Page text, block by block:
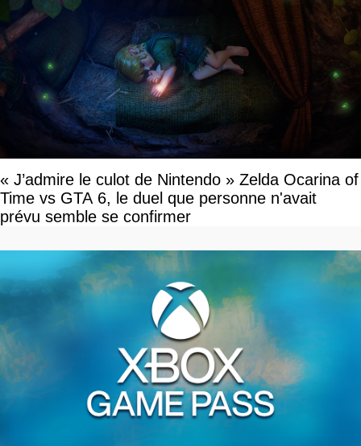
« J’admire le culot de Nintendo » Zelda Ocarina of
Time vs GTA 6, le duel que personne n'avait
prévu semble se confirmer